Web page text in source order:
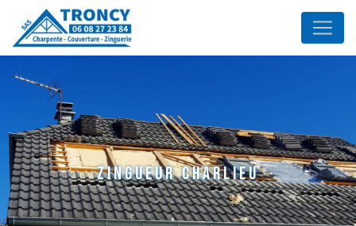
Panneau de gestion des cookies
zingueur Charlieu